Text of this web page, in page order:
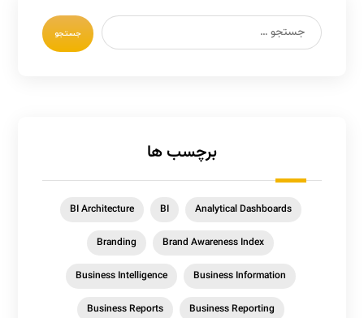
جستجو
برچسب ها
Analytical Dashboards
BI
BI Architecture
Brand Awareness Index
Branding
Business Information
Business Intelligence
Business Reporting
Business Reports